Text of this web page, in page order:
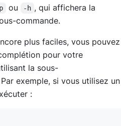
ou -h , qui affichera la
commande.
plus faciles, vous pouvez
pour votre
la sous-
Par exemple, si vous utilisez
: